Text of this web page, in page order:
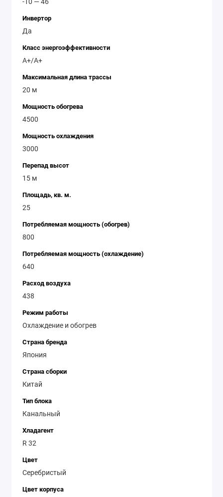
Инвертор
Да
Класс энергоэффективности
A+/A+
Максимальная длина трассы
20 м
Мощность обогрева
4500
Мощность охлаждения
3000
Перепад высот
15 м
Площадь, кв. м.
25
Потребляемая мощность (обогрев)
800
Потребляемая мощность (охлаждение)
640
Расход воздуха
438
Режим работы
Охлаждение и обогрев
Страна бренда
Япония
Страна сборки
Китай
Тип блока
Канальный
Хладагент
R 32
Цвет
Серебристый
Цвет корпуса